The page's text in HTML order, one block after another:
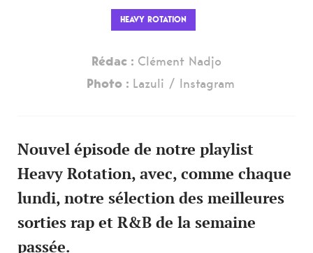
HEAVY ROTATION
Rédac : Clément Nadjo
Photo : Lazuli / Instagram
Nouvel épisode de notre playlist
Heavy Rotation, avec, comme chaque
lundi, notre sélection des meilleures
sorties rap et R&B de la semaine
passée.